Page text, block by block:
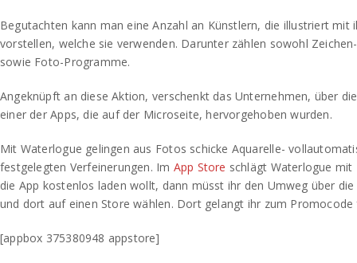
Begutachten kann man eine Anzahl an Künstlern, die illustriert mit
vorstellen, welche sie verwenden. Darunter zählen sowohl
sowie Foto-Programme.
Angeknüpft an diese Aktion, verschenkt das Unternehmen, über
einer der Apps, die auf der Microseite, hervorgehoben wurden.
Mit Waterlogue gelingen aus Fotos schicke Aquarelle-
festgelegten Verfeinerungen. Im App Store schlägt Waterlogue mit
die App kostenlos laden wollt, dann müsst ihr den Umweg über
und dort auf einen Store wählen. Dort gelangt ihr zum Promocode
[appbox 375380948 appstore]